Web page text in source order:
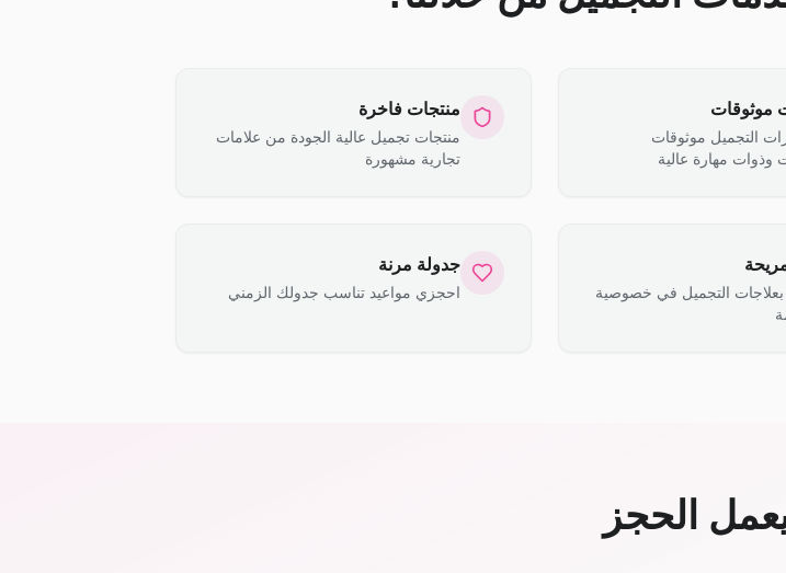
موثوقات
التجميل موثوقات
مهارة عالية
منتجات فاخرة
منتجات تجميل عالية الجودة من علامات
تجارية مشهورة
التجميل في خصوصية
جدولة مرنة
احجزي مواعيد تناسب جدولك الزمني
الحجز